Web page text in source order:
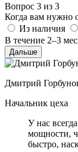
Вопрос 3 из 3
Когда вам нужно
Из наличия
В течение 2–3
Дальше
Дмитрий
Начальник цеха
У нас
мощности,
быстро,